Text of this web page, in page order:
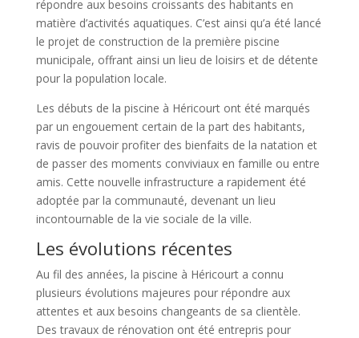
répondre aux besoins croissants des habitants en
matière d’activités aquatiques. C’est ainsi qu’a été lancé
le projet de construction de la première piscine
municipale, offrant ainsi un lieu de loisirs et de détente
pour la population locale.
Les débuts de la piscine à Héricourt ont été marqués
par un engouement certain de la part des habitants,
ravis de pouvoir profiter des bienfaits de la natation et
de passer des moments conviviaux en famille ou entre
amis. Cette nouvelle infrastructure a rapidement été
adoptée par la communauté, devenant un lieu
incontournable de la vie sociale de la ville.
Les évolutions récentes
Au fil des années, la piscine à Héricourt a connu
plusieurs évolutions majeures pour répondre aux
attentes et aux besoins changeants de sa clientèle.
Des travaux de rénovation ont été entrepris pour